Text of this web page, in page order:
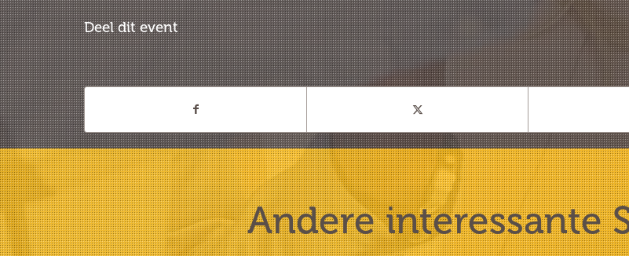
Deel dit event
Andere interessante